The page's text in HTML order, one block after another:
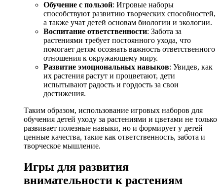
Обучение с пользой: Игровые наборы
способствуют развитию творческих способностей,
а также учат детей основам биологии и экологии.
Воспитание ответственности: Забота за
растениями требует постоянного ухода, что
помогает детям осознать важность ответственного
отношения к окружающему миру.
Развитие эмоциональных навыков: Увидев, как
их растения растут и процветают, дети
испытывают радость и гордость за свои
достижения.
Таким образом, использование игровых наборов для
обучения детей уходу за растениями и цветами не только
развивает полезные навыки, но и формирует у детей
ценные качества, такие как ответственность, забота и
творческое мышление.
Игры для развития
внимательности к растениям